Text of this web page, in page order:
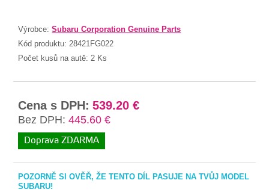
Výrobce:Subaru Corporation Genuine Parts
Kód produktu: 28421FG022
Počet kusů na autě: 2 Ks
Cena s DPH: 539.20 €
Bez DPH: 445.60 €
Doprava ZDARMA
POZORNĚ SI OVĚŘ, ŽE TENTO DÍL PASUJE NA TVŮJ MODEL
SUBARU!